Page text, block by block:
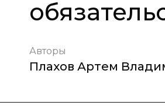
Авторы
Плахов Артем